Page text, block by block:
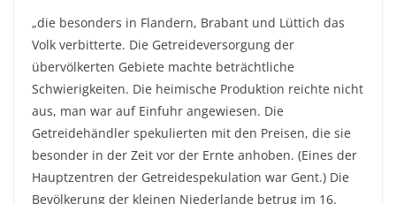
„die besonders in Flandern, Brabant und Lüttich das
Volk verbitterte. Die Getreideversorgung der
übervölkerten Gebiete machte beträchtliche
Schwierigkeiten. Die heimische Produktion reichte nicht
aus, man war auf Einfuhr angewiesen. Die
Getreidehändler spekulierten mit den Preisen, die sie
besonder in der Zeit vor der Ernte anhoben. (Eines der
Hauptzentren der Getreidespekulation war Gent.) Die
Bevölkerung der kleinen Niederlande betrug im 16.